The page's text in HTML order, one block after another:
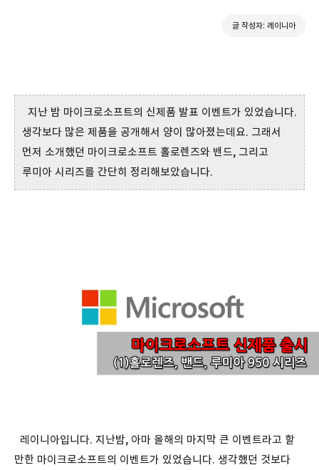
글 작성자: 레이니아
지난 밤 마이크로소프트의 신제품 발표 이벤트가 있었습니다.
생각보다 많은 제품을 공개해서 양이 많아졌는데요. 그래서
먼저 소개했던 마이크로소프트 홀로렌즈와 밴드, 그리고
루미아 시리즈를 간단히 정리해보았습니다.
레이니아입니다. 지난밤, 아마 올해의 마지막 큰 이벤트라고 할
만한 마이크로소프트의 이벤트가 있었습니다. 생각했던 것보다